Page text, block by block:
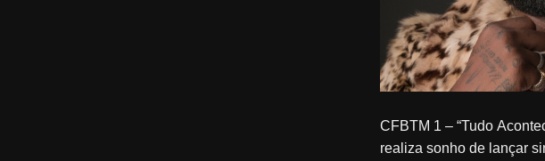
CFBTM 1 – “Tudo Aconteceu”: MC Du Black
realiza sonho de lançar